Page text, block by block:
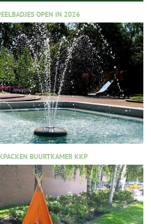
OPEN IN 2026
BUURTKAMER KKP